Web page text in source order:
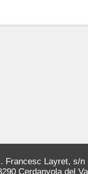
Francesc Layret, s/n
Cerdanyola del